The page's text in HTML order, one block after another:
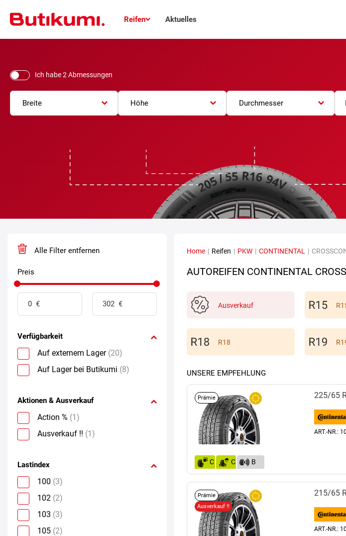
Reifen Aktuelles
Ich habe 2 Abmessungen
Breite Höhe Durchmesser
Alle Filter entfernen
Preis
Verfügbarkeit
Auf externem Lager (20)
Auf Lager bei Butikumi (8)
Aktionen & Ausverkauf
Action % (1)
Ausverkauf !! (1)
Lastindex
100 (3)
102 (2)
103 (3)
105 (2)
Home | Reifen | PKW | CONTINENTAL |
AUTOREIFEN CONTINENTAL
Ausverkauf
R18
UNSERE EMPFEHLUNG
Prämie
C C
B
(70)
225/65
ART.-NR.:
Prämie
Ausverkauf !!
215/65
ART.-NR.: